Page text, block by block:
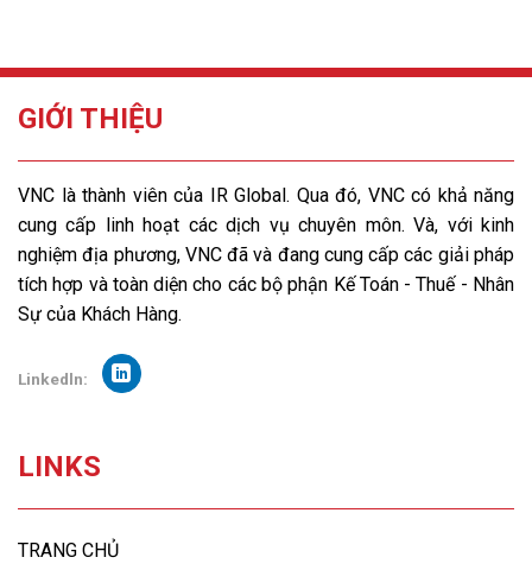
GIỚI THIỆU
VNC là thành viên của IR Global. Qua đó, VNC có khả năng
cung cấp linh hoạt các dịch vụ chuyên môn. Và, với kinh
nghiệm địa phương, VNC đã và đang cung cấp các giải pháp
tích hợp và toàn diện cho các bộ phận Kế Toán - Thuế - Nhân
Sự của Khách Hàng.
Linkedln:
LINKS
TRANG CHỦ